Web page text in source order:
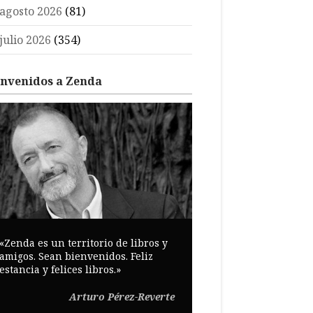
2026 (81)
2026 (354)
a Zenda
es un territorio de libros y
Sean bienvenidos. Feliz
y felices libros.»
Arturo Pérez-Reverte